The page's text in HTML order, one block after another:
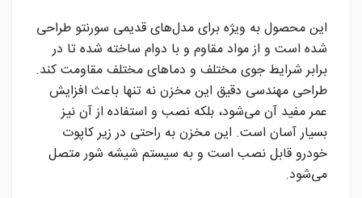
این محصول به ویژه برای مدل‌های قدیمی سورنتو طراحی
شده است و از مواد مقاوم و با دوام ساخته شده تا در
برابر شرایط جوی مختلف و دماهای مختلف مقاومت کند.
طراحی مهندسی دقیق این مخزن نه تنها باعث افزایش
عمر مفید آن می‌شود، بلکه نصب و استفاده از آن نیز
بسیار آسان است. این مخزن به راحتی در زیر کاپوت
خودرو قابل نصب است و به سیستم شیشه شور متصل
می‌شود.